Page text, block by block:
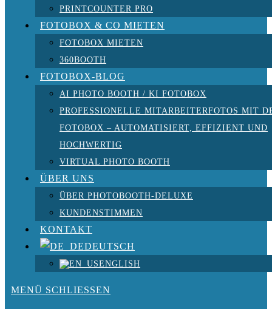
PRINTCOUNTER PRO
FOTOBOX & CO MIETEN
FOTOBOX MIETEN
360BOOTH
FOTOBOX-BLOG
AI PHOTO BOOTH / KI FOTOBOX
PROFESSIONELLE MITARBEITERFOTOS MIT
FOTOBOX – AUTOMATISIERT, EFFIZIENT UND
HOCHWERTIG
VIRTUAL PHOTO BOOTH
ÜBER UNS
ÜBER PHOTOBOOTH-DELUXE
KUNDENSTIMMEN
KONTAKT
DEUTSCH
ENGLISH
MENÜ SCHLIESSEN